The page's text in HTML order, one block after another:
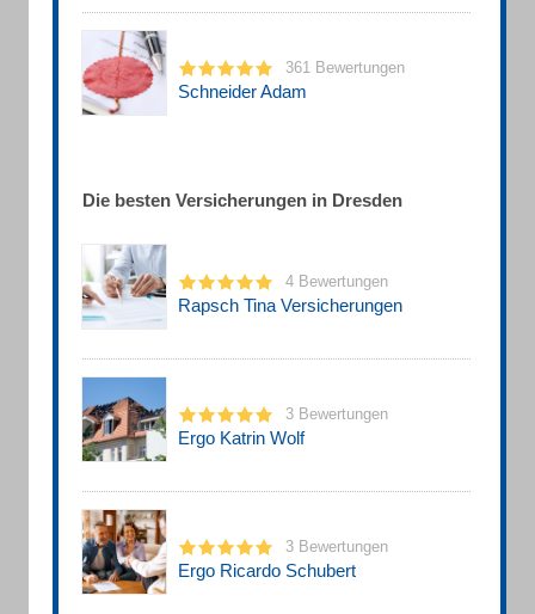
361 Bewertungen
Schneider Adam
Die besten Versicherungen in Dresden
4 Bewertungen
Rapsch Tina Versicherungen
3 Bewertungen
Ergo Katrin Wolf
3 Bewertungen
Ergo Ricardo Schubert